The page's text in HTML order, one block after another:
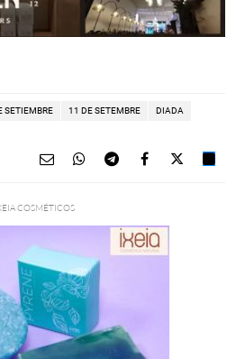
SETIEMBRE 11 DE SETEMBRE DIADA